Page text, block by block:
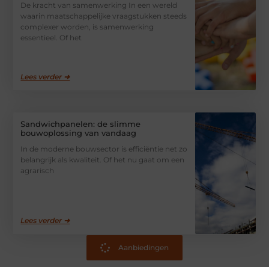
De kracht van samenwerking In een wereld
waarin maatschappelijke vraagstukken steeds
complexer worden, is samenwerking
essentieel. Of het
Lees verder ➜
Sandwichpanelen: de slimme
bouwoplossing van vandaag
In de moderne bouwsector is efficiëntie net zo
belangrijk als kwaliteit. Of het nu gaat om een
agrarisch
Lees verder ➜
Aanbiedingen